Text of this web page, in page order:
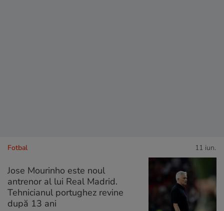
Fotbal 11 iun.
Jose Mourinho este noul
antrenor al lui Real Madrid.
Tehnicianul portughez revine
după 13 ani